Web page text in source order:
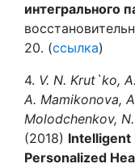
интегрального
20. (ссылка)
4. V. N. Krut`ko,
A. Mamikonova,
Molodchenkov,
(2018) Intelligent
Personalized